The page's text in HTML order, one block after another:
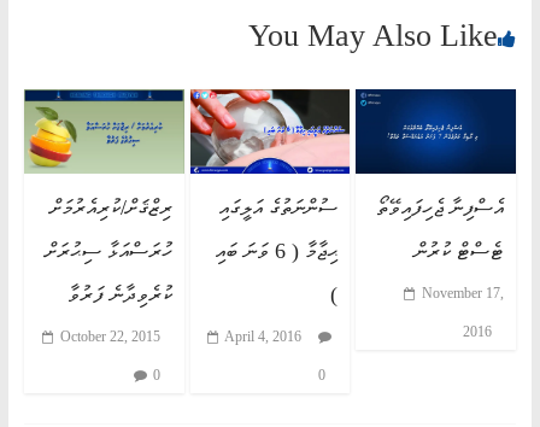
You May Also Like
ރިޒްޤަށް/ކުރިއެރުމަށް
ހުރަސްއަޅާ ސިޙުރަށް
ކުރެވިދާނެ ފަރުވާ
October 22, 2015
0
ސުންނަތުގެ އަލީގައި
ޙިޖާމާ ( 6 ވަނަ ބައި
)
April 4, 2016
0
އެސްފިނާ ޖެހިފައިވޭތޯ
ޓެސްޓް ކުރުން
November 17,
2016